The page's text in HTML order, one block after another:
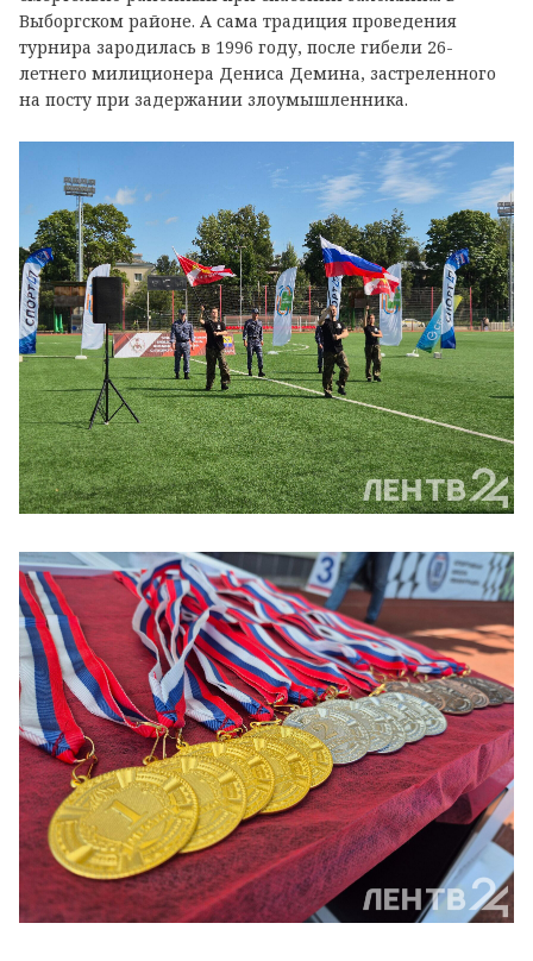
Выборгском районе. А сама традиция проведения
турнира зародилась в 1996 году, после гибели 26-
летнего милиционера Дениса Демина, застреленного
на посту при задержании злоумышленника.